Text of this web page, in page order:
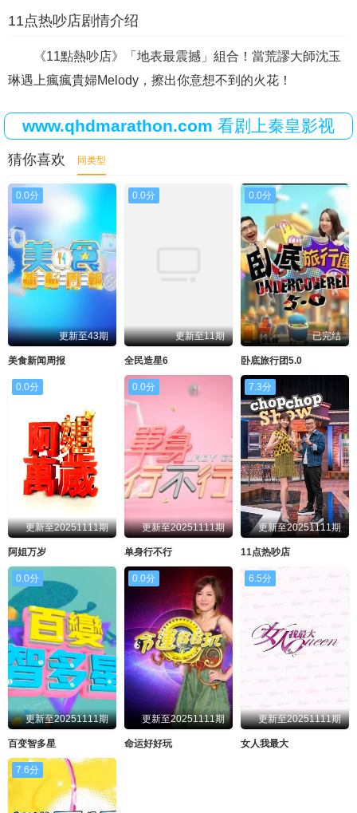
20220908 20220912
20220915 20220919 20220920 20220921
20220922 20220926 20220927 20220928
20220929 20221003 20221004 20221005
20221006
20221013 20221017 20221018 20221019
20221020 20221025 20221026
20221027 20221031 20221101 20221102
20221103 20221107 20221108 20221109
20221115 20221116
20221117 20221121 20221122 20221123
20221128 20221129 20221130
20221205 20221206 20221207
20221208 20221212 20221213 20221214
20221215 20221219 20221220 20221221
20221222 20221226 20221227 20221228
20221229 20230102 20230103 20230104
20230105 20230109 20230110 20230111
20230112 20230116 20230117
20230119 20230130 20230131 20230201
20230202 20230206 20230208 20230209
20230213 20230214 20230215
20230220 20230221 20230222 20230223
20230227 20230228
20230307 20230308
11点热吵店剧情介绍
《11點熱吵店》「地表最震撼」組合！當荒謬大師沈玉
琳遇上瘋瘋貴婦Melody，擦出你意想不到的火花！
www.qhdmarathon.com 看剧上秦皇影视
猜你喜欢 同类型
0.0分
更新至43期
美食新闻周报
0.0分
更新至11期
全民造星6
0.0分
已完结
卧底旅行团5.0
0.0分
更新至20251111期
阿姐万岁
0.0分
更新至20251111期
单身行不行
7.3分
更新至20251111期
11点热吵店
0.0分
更新至20251111期
百变智多星
0.0分
更新至20251111期
命运好好玩
6.5分
更新至20251111期
女人我最大
7.6分